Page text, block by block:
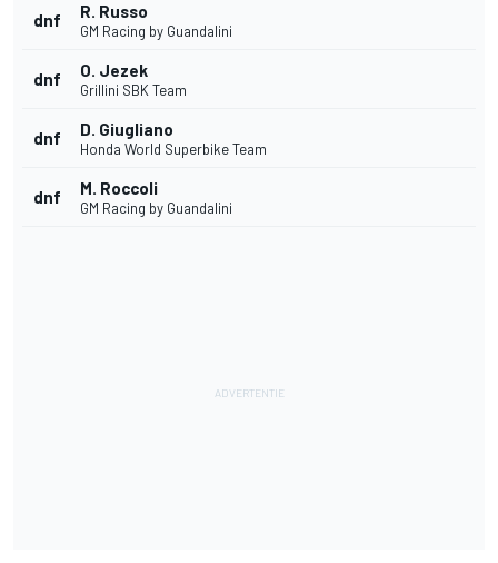
dnf R. Russo
GM Racing by Guandalini
dnf O. Jezek
Grillini SBK Team
dnf D. Giugliano
Honda World Superbike Team
dnf M. Roccoli
GM Racing by Guandalini